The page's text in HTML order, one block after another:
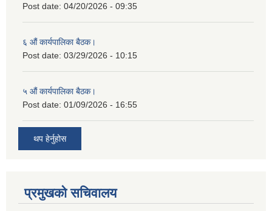
Post date: 04/20/2026 - 09:35
६ औं कार्यपालिका बैठक।
Post date: 03/29/2026 - 10:15
५ औं कार्यपालिका बैठक।
Post date: 01/09/2026 - 16:55
थप हेर्नुहोस
प्रमुखको सचिवालय